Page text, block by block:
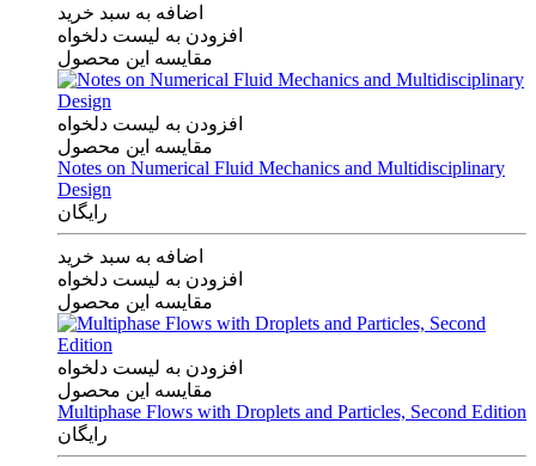
اضافه به سبد خرید
افزودن به لیست دلخواه
مقایسه این محصول
افزودن به لیست دلخواه
مقایسه این محصول
Notes on Numerical Fluid Mechanics and Multidisciplinary
Design
رایگان
اضافه به سبد خرید
افزودن به لیست دلخواه
مقایسه این محصول
افزودن به لیست دلخواه
مقایسه این محصول
Multiphase Flows with Droplets and Particles, Second Edition
رایگان